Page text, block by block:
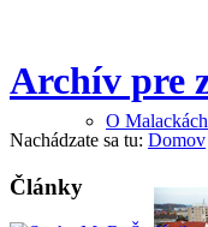
O Malackách
Archív pre
Nachádzate sa tu: Domov
Články